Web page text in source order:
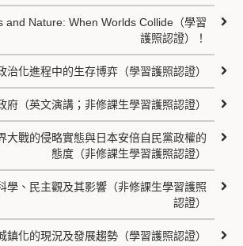
and Nature: When Worlds Collide（學習
護照認證）！
治化進程中的生存博弈（學習護照認證）
府（英文演講；非修課生學習護照認證）
大戰的侵略實態與日本安倍自民黨政權的
態度（非修課生學習護照認證）
學、民主觀及其影響（非修課生學習護照
認證）
鎮化的現況及發展趨勢（學習護照認證）